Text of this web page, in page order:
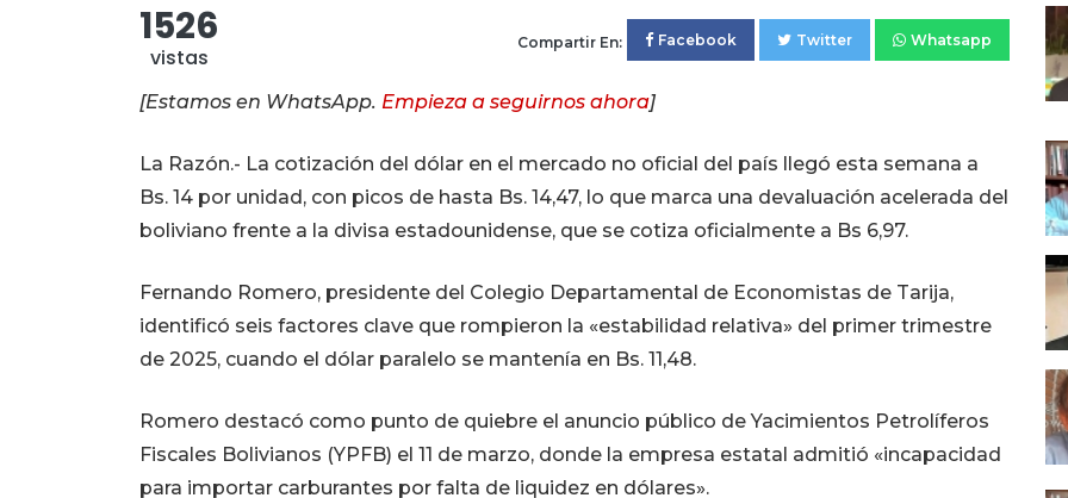
1526
vistas
Compartir En: Facebook Twitter Whatsapp
[Estamos en WhatsApp. Empieza a seguirnos ahora]
La Razón.- La cotización del dólar en el mercado no oficial del país llegó esta semana a
Bs. 14 por unidad, con picos de hasta Bs. 14,47, lo que marca una devaluación acelerada del
boliviano frente a la divisa estadounidense, que se cotiza oficialmente a Bs 6,97.
Fernando Romero, presidente del Colegio Departamental de Economistas de Tarija,
identificó seis factores clave que rompieron la «estabilidad relativa» del primer trimestre
de 2025, cuando el dólar paralelo se mantenía en Bs. 11,48.
Romero destacó como punto de quiebre el anuncio público de Yacimientos Petrolíferos
Fiscales Bolivianos (YPFB) el 11 de marzo, donde la empresa estatal admitió «incapacidad
para importar carburantes por falta de liquidez en dólares».